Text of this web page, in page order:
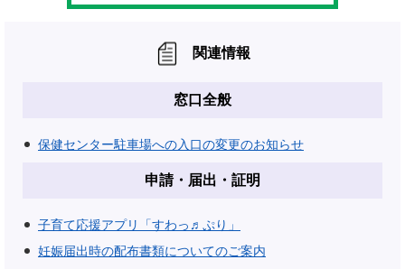
関連情報
窓口全般
保健センター駐車場への入口の変更のお知らせ
申請・届出・証明
子育て応援アプリ「すわっ♬ぷり」
妊娠届出時の配布書類についてのご案内